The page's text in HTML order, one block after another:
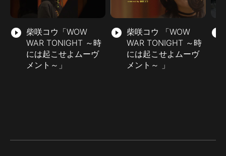
play_circle_filled 柴咲コウ「WOW
WAR TONIGHT ～時
には起こせよムーヴ
メント～」
play_circle_filled 柴咲コウ 「WOW
WAR TONIGHT ～時
には起こせよムーヴ
メント～ 」
play_circle_filled